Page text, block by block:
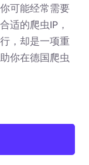
可能经常需要
适的爬虫IP，
，却是一项重
你在德国爬虫